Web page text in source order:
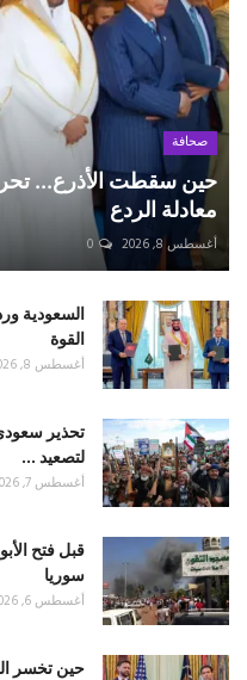
صحافة
حين سقطت الأذرع...
معادلة الردع
أغسطس 8, 2026 0
السعودية
القوة
أغسطس 8, 2026
تحذير
لتصعيد ...
أغسطس 7, 2026
قبل فتح
سوريا
أغسطس 6, 2026
حين تخسر